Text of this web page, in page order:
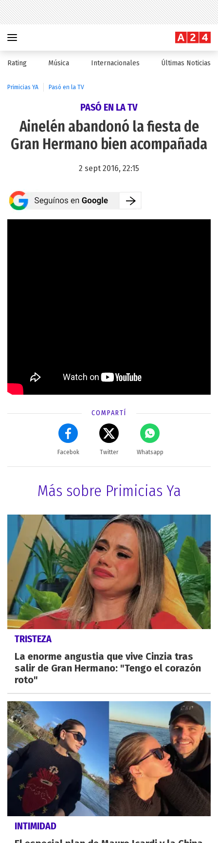
Rating Música Internacionales Últimas Noticias
Primicias YA Pasó en la TV
PASÓ EN LA TV
Ainelén abandonó la fiesta de
Gran Hermano bien acompañada
2 sept 2016, 22:15
COMPARTÍ
Facebok Twitter Whatsapp
Más sobre Primicias Ya
TRISTEZA
La enorme angustia que vive Cinzia tras
salir de Gran Hermano: "Tengo el corazón
roto"
INTIMIDAD